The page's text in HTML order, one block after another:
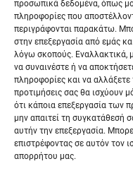
προσωπικά δεδομένα, όπως
πληροφορίες που
περιγράφονται παρακάτω.
στην επεξεργασία από εμάς
λόγω σκοπούς. Εναλλακτικά,
να συναινέστε ή να
πληροφορίες και να αλλάξετε
προτιμήσεις σας θα ισχύουν
ότι κάποια επεξεργασία των
μην απαιτεί τη συγκατάθεσή
αυτήν την επεξεργασία.
επιστρέφοντας σε αυτόν τον
απορρήτου μας.